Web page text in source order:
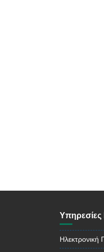
Ηλεκτρονική